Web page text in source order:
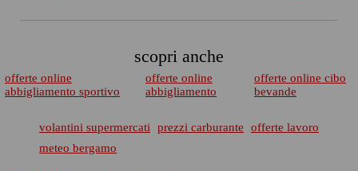
scopri anche
offerte online
abbigliamento sportivo
offerte online
abbigliamento
offerte online cibo
bevande
volantini supermercati prezzi carburante
offerte lavoro
meteo bergamo